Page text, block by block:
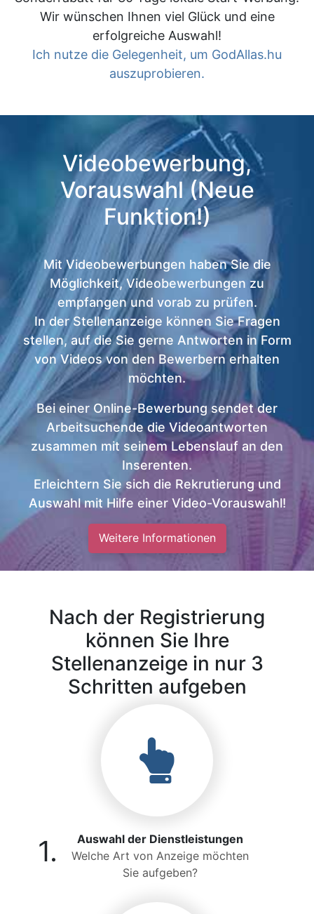
Wir wünschen Ihnen viel Glück und eine
erfolgreiche Auswahl!
Ich nutze die Gelegenheit, um GodAllas.hu
auszuprobieren.
Videobewerbung,
Vorauswahl (Neue
Funktion!)
Mit Videobewerbungen haben Sie die
Möglichkeit, Videobewerbungen zu
empfangen und vorab zu prüfen.
In der Stellenanzeige können Sie Fragen
stellen, auf die Sie gerne Antworten in Form
von Videos von den Bewerbern erhalten
möchten.
Bei einer Online-Bewerbung sendet der
Arbeitsuchende die Videoantworten
zusammen mit seinem Lebenslauf an den
Inserenten.
Erleichtern Sie sich die Rekrutierung und
Auswahl mit Hilfe einer Video-Vorauswahl!
Weitere Informationen
Nach der Registrierung
können Sie Ihre
Stellenanzeige in nur 3
Schritten aufgeben
1.
Auswahl der Dienstleistungen
Welche Art von Anzeige möchten
Sie aufgeben?